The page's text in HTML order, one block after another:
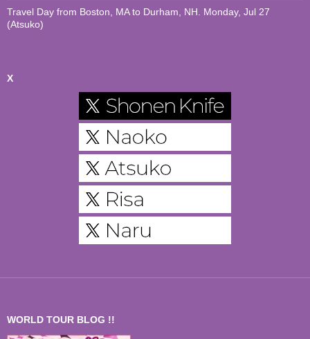
Travel Day from Boston, MA to Durham, NH. Monday, Jul 27
(Atsuko)
X
WORLD TOUR BLOG !!